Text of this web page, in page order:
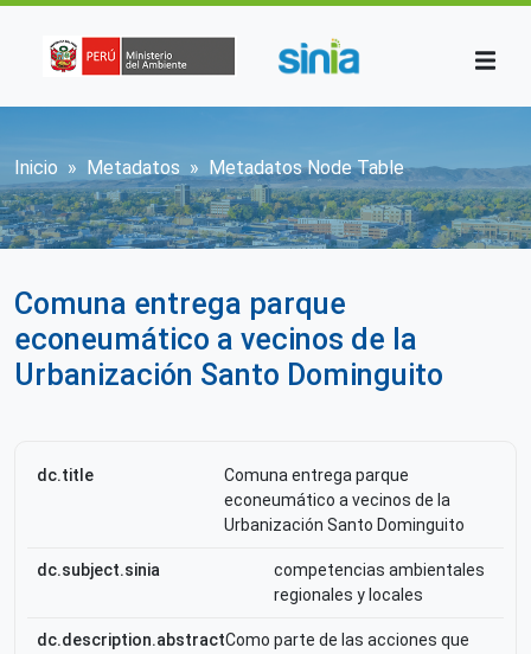
Sobrescribir enlaces de ayuda a la
Inicio Metadatos Metadatos Node Table
Comuna entrega parque
econeumático a vecinos de la
Urbanización Santo Dominguito
dc.title
Comuna entrega parque
econeumático a vecinos de la
Urbanización Santo Dominguito
dc.subject.sinia
competencias ambientales
regionales y locales
dc.description.abstractComo parte de las acciones que